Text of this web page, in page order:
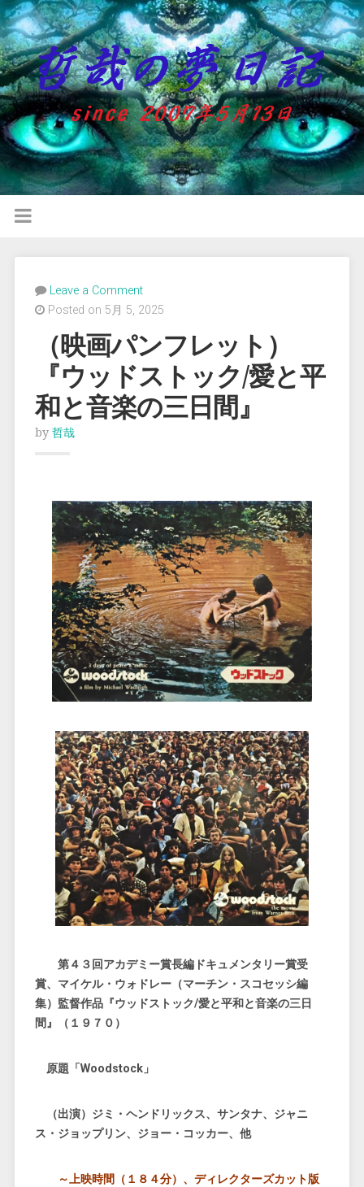
Leave a Comment
Posted on 5月 5, 2025
（映画パンフレット）
『ウッドストック/愛と平
和と音楽の三日間』
by 哲哉
第４３回アカデミー賞長編ドキュメンタリー賞受
賞、マイケル・ウォドレー（マーチン・スコセッシ編
集）監督作品『ウッドストック/愛と平和と音楽の三日
間』（１９７０）
原題「Woodstock」
（出演）ジミ・ヘンドリックス、サンタナ、ジャニ
ス・ジョップリン、ジョー・コッカー、他
～上映時間（１８４分）、ディレクターズカット版